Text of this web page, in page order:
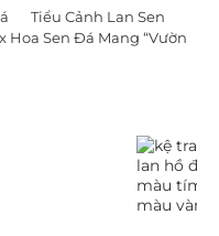
Tiểu Cảnh Lan Sen
Hoa Sen Đá Mang “Vườn